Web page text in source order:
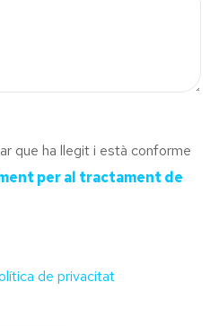
que ha llegit i està conforme
per al tractament de
de privacitat